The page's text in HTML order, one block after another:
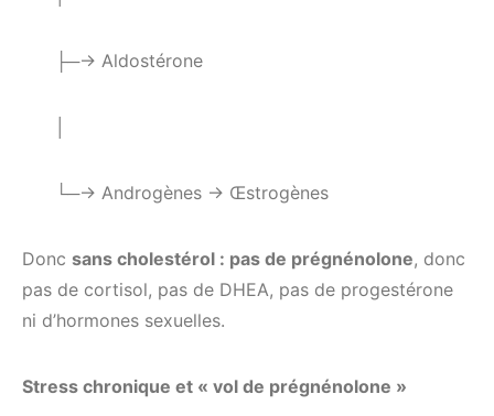
├─→ Aldostérone
└─→ Androgènes → Œstrogènes
Donc sans cholestérol : pas de prégnénolone, donc
pas de cortisol, pas de DHEA, pas de progestérone
ni d’hormones sexuelles.
Stress chronique et « vol de prégnénolone »